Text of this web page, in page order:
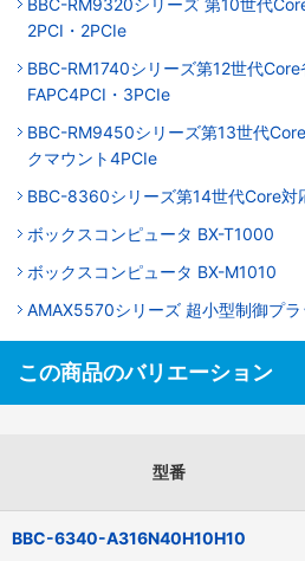
2PCI・2PCIe
BBC-RM1740シリーズ第12世代
FAPC4PCI・3PCIe
BBC-RM9450シリーズ第13世代
クマウント4PCIe
BBC-8360シリーズ第14世代Core対
ボックスコンピュータ BX-T1000
ボックスコンピュータ BX-M1010
AMAX5570シリーズ 超小型制御プラ
この商品のバリエーション
型番
BBC-6340-A316N40H10H10